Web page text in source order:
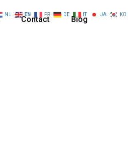
Contact Blog
NL EN FR DE IT JA KO